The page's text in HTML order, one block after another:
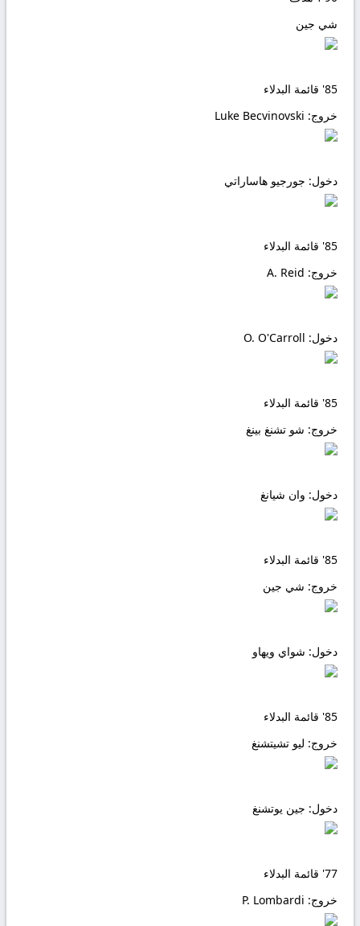
شي جين
85' قائمة البدلاء
خروج:
دخول: جورجيو هاساراتي
85' قائمة البدلاء
خروج:
دخول:
85' قائمة البدلاء
خروج: شو تشنغ بينغ
دخول: وان شيانغ
85' قائمة البدلاء
خروج: شي جين
دخول: شواي ويهاو
85' قائمة البدلاء
خروج: ليو تشيتشنغ
دخول: جين يوتشنغ
77' قائمة البدلاء
خروج: